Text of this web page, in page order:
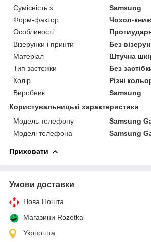
Сумісність з
Samsung
Форм-фактор
Чохол-
Особливості
Візерунки і принти
Без
Матеріал
Штучна
Тип застежки
Без
Колір
Різні
Виробник
Samsung
Користувальницькі характеристики
Модель телефону
Samsung
Моделі телефона
Samsung
Приховати
Умови доставки
Нова Пошта
Магазини Rozetka
Укрпошта